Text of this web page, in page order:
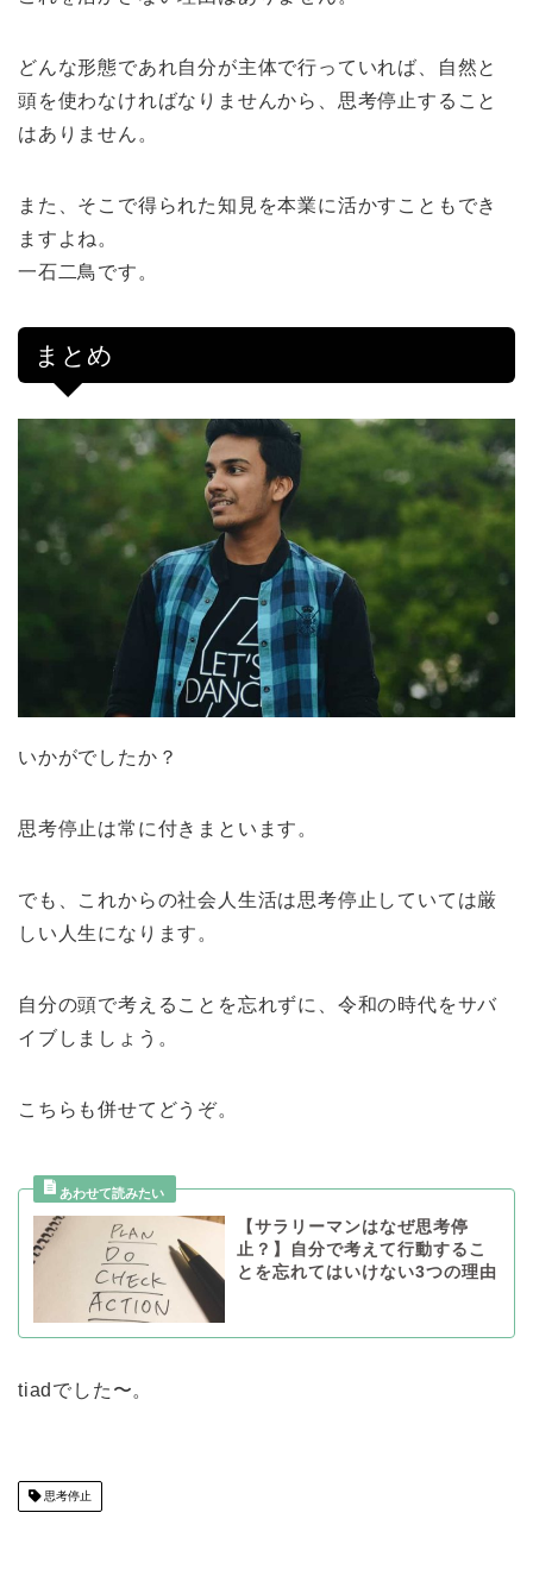
どんな形態であれ自分が主体で行っていれば、自然と
頭を使わなければなりませんから、思考停止すること
はありません。
また、そこで得られた知見を本業に活かすこともでき
ますよね。
一石二鳥です。
まとめ
いかがでしたか？
思考停止は常に付きまといます。
でも、これからの社会人生活は思考停止していては厳
しい人生になります。
自分の頭で考えることを忘れずに、令和の時代をサバ
イブしましょう。
こちらも併せてどうぞ。
【サラリーマンはなぜ思考停
止？】自分で考えて行動するこ
とを忘れてはいけない3つの理由
tiadでした〜。
思考停止